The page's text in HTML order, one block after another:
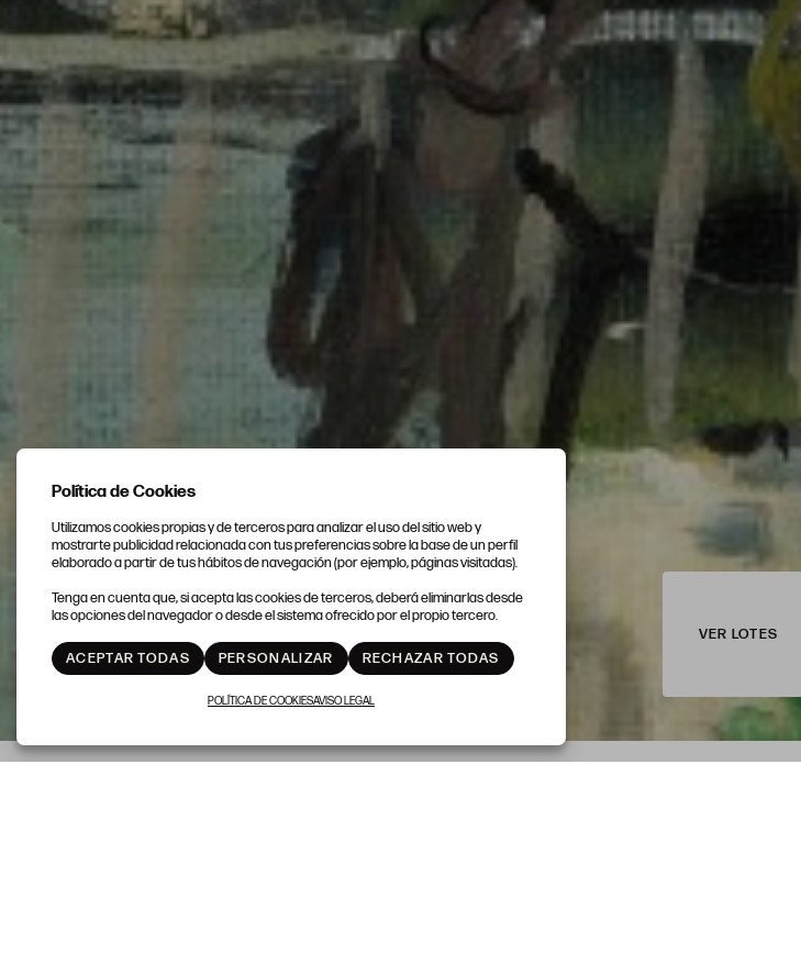
VER LOTES
Política de Cookies
Utilizamos cookies propias y de terceros para analizar el uso del sitio web y
mostrarte publicidad relacionada con tus preferencias sobre la base de un perfil
elaborado a partir de tus hábitos de navegación (por ejemplo, páginas visitadas).
Tenga en cuenta que, si acepta las cookies de terceros, deberá eliminarlas desde
las opciones del navegador o desde el sistema ofrecido por el propio tercero.
ACEPTAR TODAS PERSONALIZAR RECHAZAR TODAS
POLÍTICA DE COOKIESAVISO LEGAL